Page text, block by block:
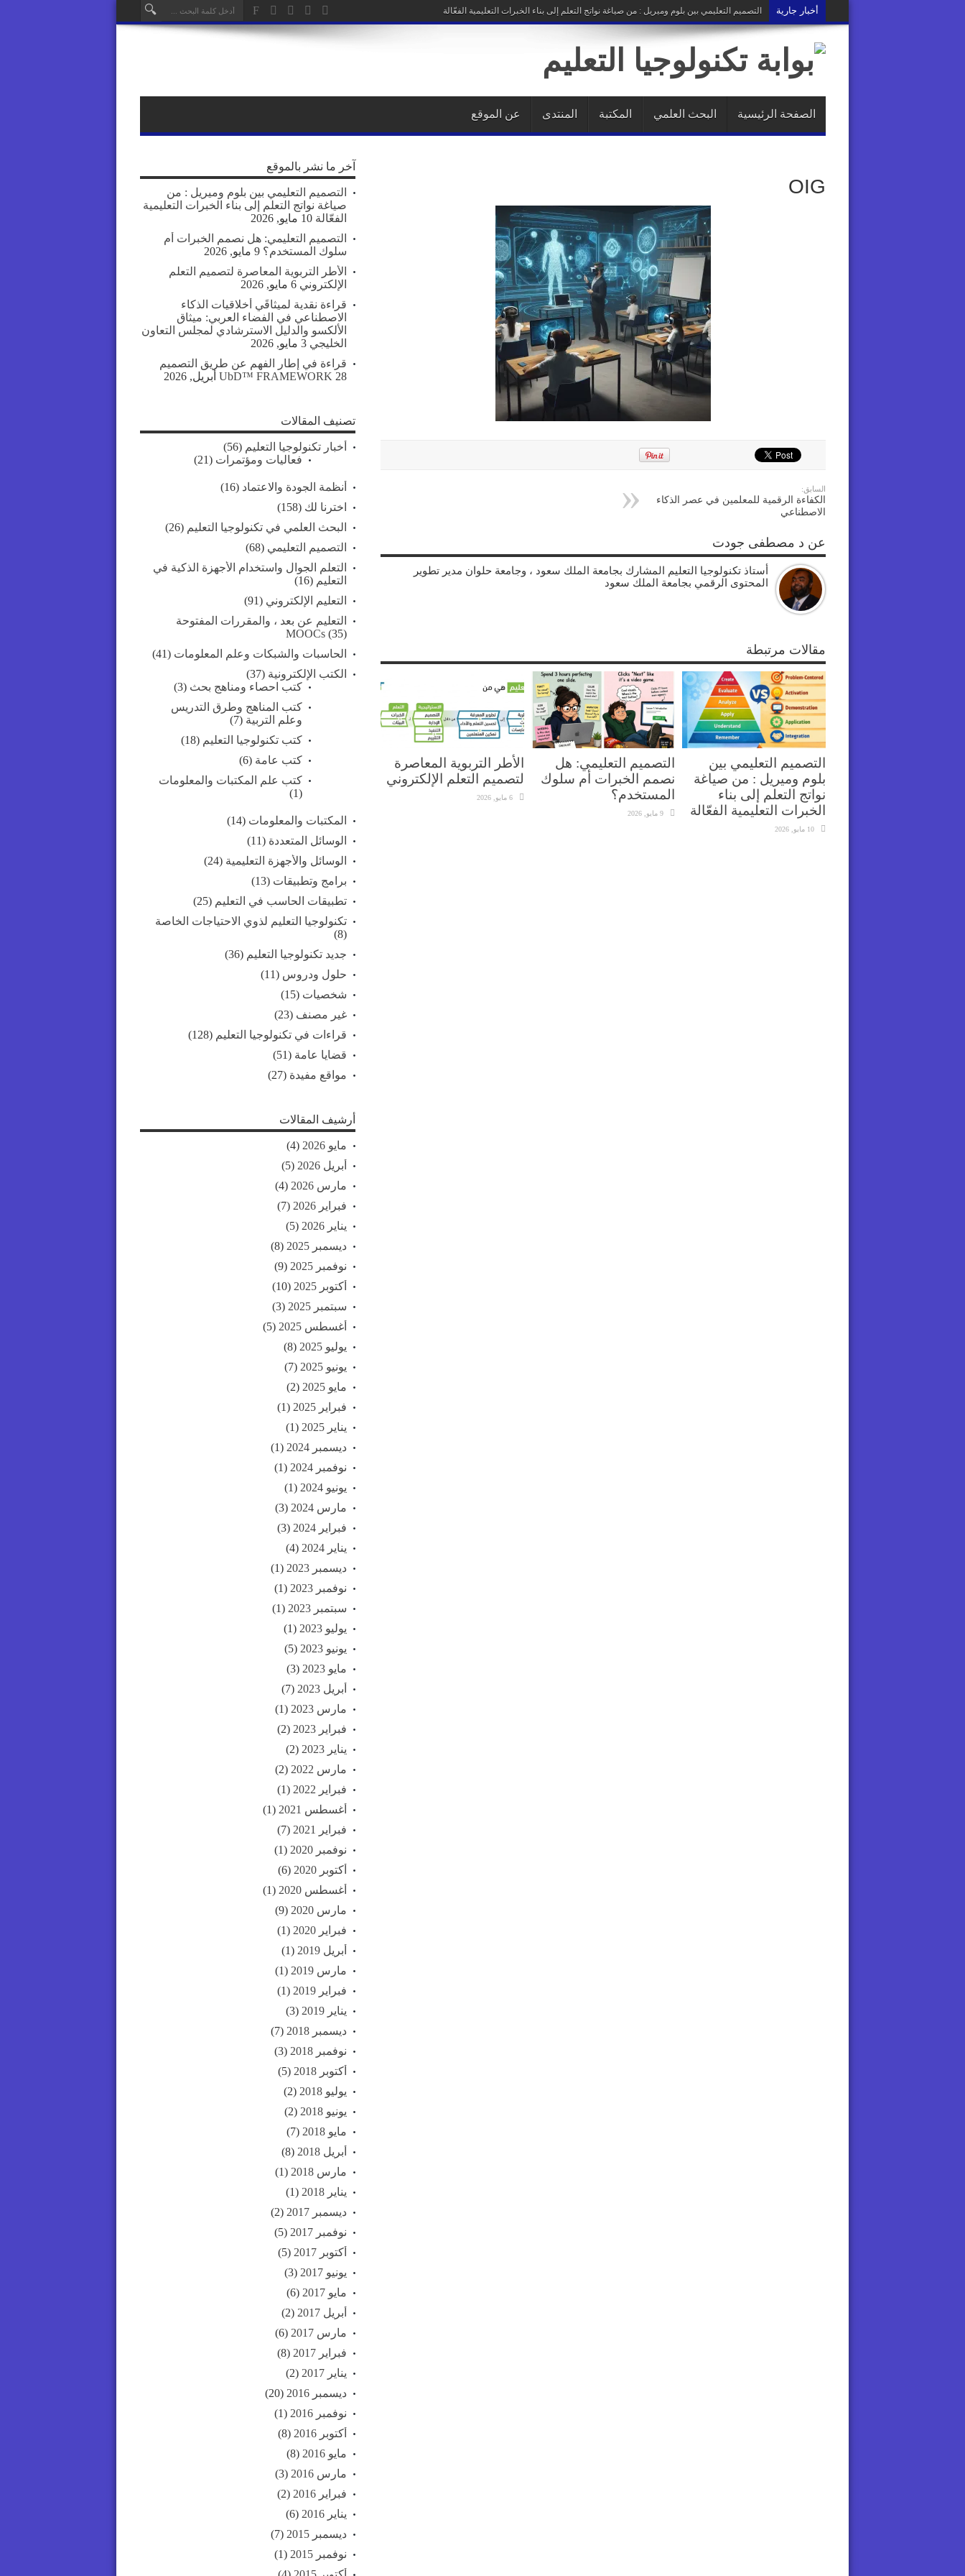
أخبار جارية التصميم التعليمي بين بلوم وميريل : من صياغة نواتج التعلم إلى بناء الخبرات التعليمية الفعّالة
الصفحة الرئيسية البحث العلمي المكتبة المنتدى عن الموقع
OIG
السابق:
الكفاءة الرقمية للمعلمين في عصر الذكاء
الاصطناعي
عن د مصطفى جودت
أستاذ تكنولوجيا التعليم المشارك بجامعة الملك سعود ، وجامعة حلوان مدير تطوير
المحتوى الرقمي بجامعة الملك سعود
مقالات مرتبطة
التصميم التعليمي بين
بلوم وميريل : من صياغة
نواتج التعلم إلى بناء
الخبرات التعليمية الفعّالة
10 مايو, 2026
التصميم التعليمي: هل
نصمم الخبرات أم سلوك
المستخدم؟
9 مايو, 2026
الأطر التربوية المعاصرة
لتصميم التعلم الإلكتروني
6 مايو, 2026
آخر ما نشر بالموقع
التصميم التعليمي بين بلوم وميريل : من
صياغة نواتج التعلم إلى بناء الخبرات التعليمية
الفعّالة 10 مايو, 2026
التصميم التعليمي: هل نصمم الخبرات أم
سلوك المستخدم؟ 9 مايو, 2026
الأطر التربوية المعاصرة لتصميم التعلم
الإلكتروني 6 مايو, 2026
قراءة نقدية لميثاقَي أخلاقيات الذكاء
الاصطناعي في الفضاء العربي: ميثاق
الألكسو والدليل الاسترشادي لمجلس التعاون
الخليجي 3 مايو, 2026
قراءة في إطار الفهم عن طريق التصميم
UbD™ FRAMEWORK 28 أبريل, 2026
تصنيف المقالات
أخبار تكنولوجيا التعليم (56)
فعاليات ومؤتمرات (21)
أنظمة الجودة والاعتماد (16)
اخترنا لك (158)
البحث العلمي في تكنولوجيا التعليم (26)
التصميم التعليمي (68)
التعلم الجوال واستخدام الأجهزة الذكية في
التعليم (16)
التعليم الإلكتروني (91)
التعليم عن بعد ، والمقررات المفتوحة
MOOCs(35)
الحاسبات والشبكات وعلم المعلومات (41)
الكتب الإلكترونية (37)
كتب احصاء ومناهج بحث (3)
كتب المناهج وطرق التدريس
وعلم التربية (7)
كتب تكنولوجيا التعليم (18)
كتب عامة (6)
كتب علم المكتبات والمعلومات
(1)
المكتبات والمعلومات (14)
الوسائل المتعددة (11)
الوسائل والأجهزة التعليمية (24)
برامج وتطبيقات (13)
تطبيقات الحاسب في التعليم (25)
تكنولوجيا التعليم لذوي الاحتياجات الخاصة
(8)
جديد تكنولوجيا التعليم (36)
حلول ودروس (11)
شخصيات (15)
غير مصنف (23)
قراءات في تكنولوجيا التعليم (128)
قضايا عامة (51)
مواقع مفيدة (27)
أرشيف المقالات
مايو 2026
(4)
أبريل 2026
(5)
مارس 2026
(4)
فبراير 2026
(7)
يناير 2026
(5)
ديسمبر 2025
(8)
نوفمبر 2025
(9)
أكتوبر 2025
(10)
سبتمبر 2025
(3)
أغسطس 2025
(5)
يوليو 2025
(8)
يونيو 2025
(7)
مايو 2025
(2)
فبراير 2025
(1)
يناير 2025
(1)
ديسمبر 2024
(1)
نوفمبر 2024
(1)
يونيو 2024
(1)
مارس 2024
(3)
فبراير 2024
(3)
يناير 2024
(4)
ديسمبر 2023
(1)
نوفمبر 2023
(1)
سبتمبر 2023
(1)
يوليو 2023
(1)
يونيو 2023
(5)
مايو 2023
(3)
أبريل 2023
(7)
مارس 2023
(1)
فبراير 2023
(2)
يناير 2023
(2)
مارس 2022
(2)
فبراير 2022
(1)
أغسطس 2021
(1)
فبراير 2021
(7)
نوفمبر 2020
(1)
أكتوبر 2020
(6)
أغسطس 2020
(1)
مارس 2020
(9)
فبراير 2020
(1)
أبريل 2019
(1)
مارس 2019
(1)
فبراير 2019
(1)
يناير 2019
(3)
ديسمبر 2018
(7)
نوفمبر 2018
(3)
أكتوبر 2018
(5)
يوليو 2018
(2)
يونيو 2018
(2)
مايو 2018
(7)
أبريل 2018
(8)
مارس 2018
(1)
يناير 2018
(1)
ديسمبر 2017
(2)
نوفمبر 2017
(5)
أكتوبر 2017
(5)
يونيو 2017
(3)
مايو 2017
(6)
أبريل 2017
(2)
مارس 2017
(6)
فبراير 2017
(8)
يناير 2017
(2)
ديسمبر 2016
(20)
نوفمبر 2016
(1)
أكتوبر 2016
(8)
مايو 2016
(8)
مارس 2016
(3)
فبراير 2016
(2)
يناير 2016
(6)
ديسمبر 2015
(7)
نوفمبر 2015
(1)